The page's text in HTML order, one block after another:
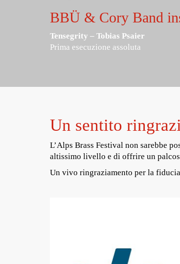
BBÜ & Cory Band
Tensegrity – Tobias Psaier
Prima esecuzione assoluta
Un sentito
L’Alps Brass Festival non sarebbe
altissimo livello e di offrire un
Un vivo ringraziamento per la